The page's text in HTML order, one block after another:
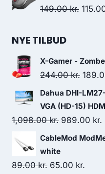
was:
is:
149.00kr.
NYE TILBUD
X-Gamer -
244.00kr.
price
was:
Dahua DHI-
VGA (HD-15)
1,098.00kr. Original
price
1,098.00 kr..
989.00 kr.
CableMod
white
89.00kr. Original
65.00 kr.